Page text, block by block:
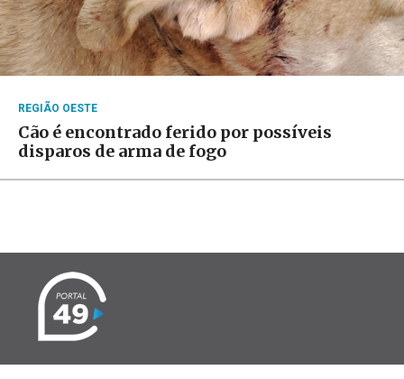
REGIÃO OESTE
Cão é encontrado ferido por possíveis
disparos de arma de fogo